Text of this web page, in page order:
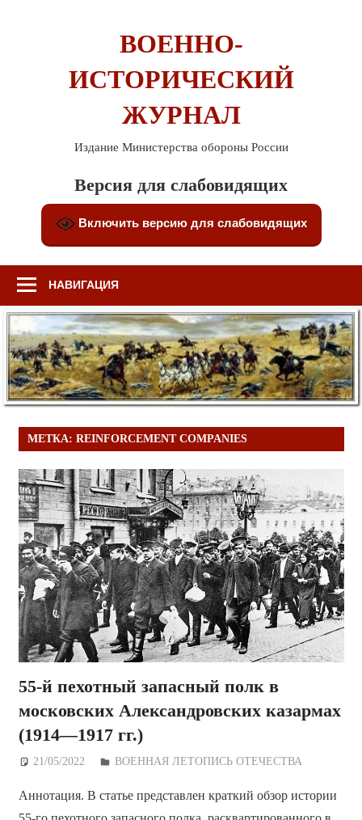
ВОЕННО-
ИСТОРИЧЕСКИЙ
ЖУРНАЛ
Издание Министерства обороны России
Версия для слабовидящих
Включить версию для слабовидящих
НАВИГАЦИЯ
МЕТКА: REINFORCEMENT COMPANIES
55-й пехотный запасный полк в
московских Александровских казармах
(1914—1917 гг.)
21/05/2022 Дежурный по Редакции
ВОЕННАЯ ЛЕТОПИСЬ ОТЕЧЕСТВА
Аннотация. В статье представлен краткий обзор истории